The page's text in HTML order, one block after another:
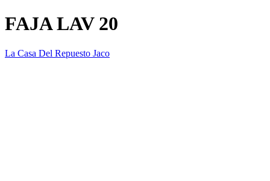
FAJA LAV 20
La Casa Del Repuesto Jaco